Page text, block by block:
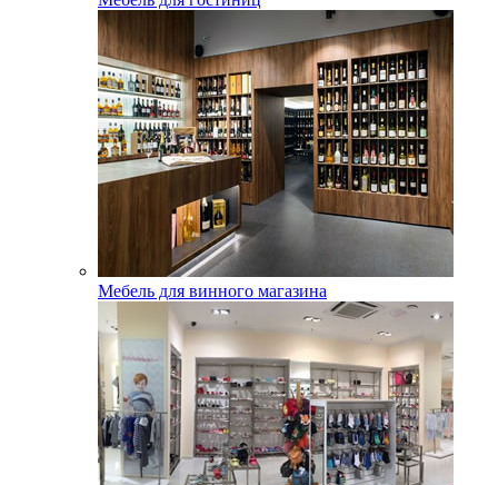
Мебель для винного магазина